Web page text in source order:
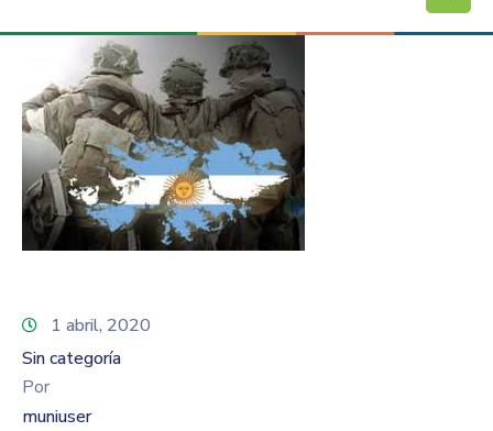
1 abril, 2020
Sin categoría
Por
muniuser